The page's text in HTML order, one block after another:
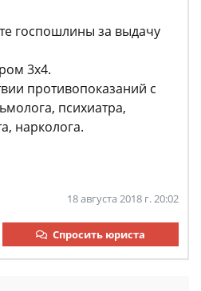
госпошлины за выдачу
3х4.
противопоказаний с
психиатра,
нарколога.
18 августа 2018 г. 20:02
Спросить юриста